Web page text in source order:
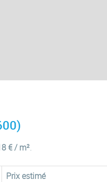
€ / m².
Prix estimé